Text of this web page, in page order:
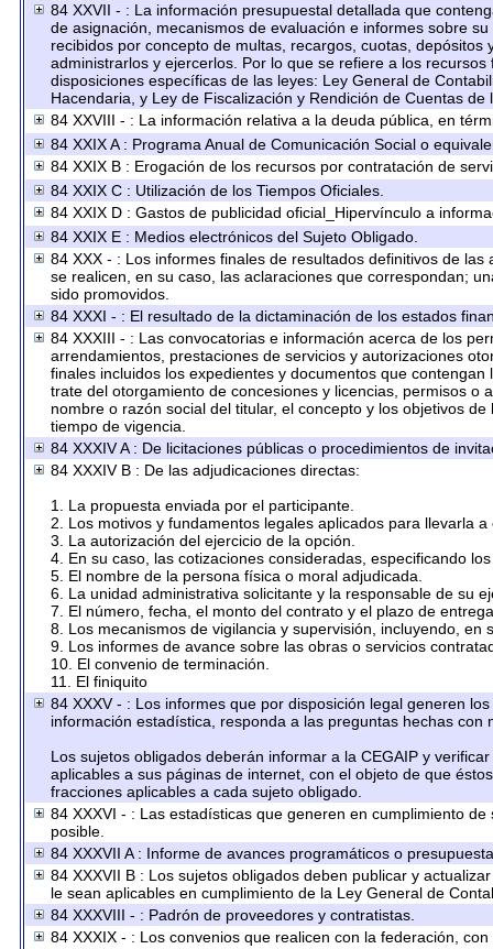
84 XXVII - : La información presupuestal detallada que
de asignación, mecanismos de evaluación e informes sobre
recibidos por concepto de multas, recargos, cuotas,
administrarlos y ejercerlos. Por lo que se refiere a los
disposiciones específicas de las leyes: Ley General de
Hacendaria, y Ley de Fiscalización y Rendición de Cuentas de
84 XXVIII - : La información relativa a la deuda pública, en
84 XXIX A : Programa Anual de Comunicación Social o
84 XXIX B : Erogación de los recursos por contratación de
84 XXIX C : Utilización de los Tiempos Oficiales.
84 XXIX D : Gastos de publicidad oficial_Hipervínculo a
84 XXIX E : Medios electrónicos del Sujeto Obligado.
84 XXX - : Los informes finales de resultados definitivos de
se realicen, en su caso, las aclaraciones que correspondan;
sido promovidos.
84 XXXI - : El resultado de la dictaminación de los estados
84 XXXIII - : Las convocatorias e información acerca de los
arrendamientos, prestaciones de servicios y autorizaciones
finales incluidos los expedientes y documentos que
trate del otorgamiento de concesiones y licencias, permisos
nombre o razón social del titular, el concepto y los objetivos
tiempo de vigencia.
84 XXXIV A : De licitaciones públicas o procedimientos de
84 XXXIV B : De las adjudicaciones directas:
1. La propuesta enviada por el participante.
2. Los motivos y fundamentos legales aplicados para llevarla a
3. La autorización del ejercicio de la opción.
4. En su caso, las cotizaciones consideradas, especificando
5. El nombre de la persona física o moral adjudicada.
6. La unidad administrativa solicitante y la responsable de su
7. El número, fecha, el monto del contrato y el plazo de
8. Los mecanismos de vigilancia y supervisión, incluyendo,
9. Los informes de avance sobre las obras o servicios
10. El convenio de terminación.
11. El finiquito
84 XXXV - : Los informes que por disposición legal generen
información estadística, responda a las preguntas hechas con
Los sujetos obligados deberán informar a la CEGAIP y
aplicables a sus páginas de internet, con el objeto de que
fracciones aplicables a cada sujeto obligado.
84 XXXVI - : Las estadísticas que generen en cumplimiento
posible.
84 XXXVII A : Informe de avances programáticos o
84 XXXVII B : Los sujetos obligados deben publicar y
le sean aplicables en cumplimiento de la Ley General de
84 XXXVIII - : Padrón de proveedores y contratistas.
84 XXXIX - : Los convenios que realicen con la federación,